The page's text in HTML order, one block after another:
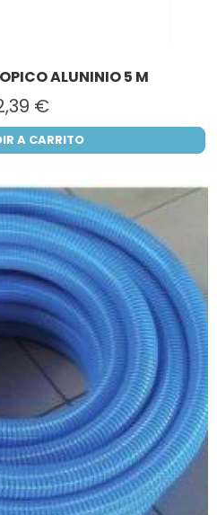
ALUNINIO 5 M
€
A CARRITO